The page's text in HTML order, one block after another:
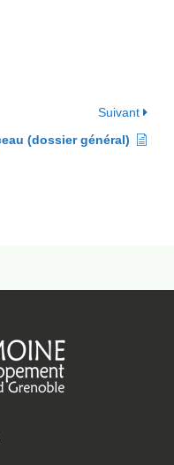
Suivant
(dossier général)